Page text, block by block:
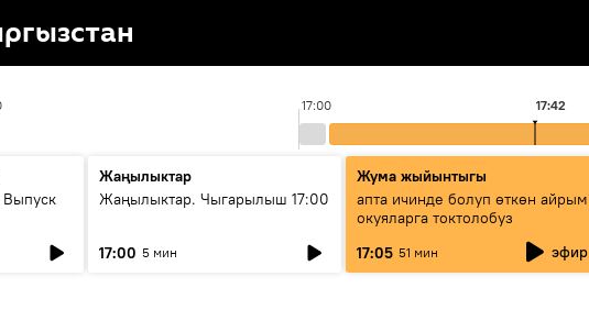
17:00 17:42
Жаңылыктар
Жаңылыктар. Чыгарылыш 17:00
17:00 5 мин
Жума жыйынтыгы
апта ичинде болуп өткөн айрым
окуяларга токтолобуз
17:05 51 мин эфир